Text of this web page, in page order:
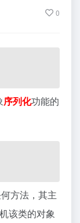
0
序列化功能的
方法‌，其主
该类的对象